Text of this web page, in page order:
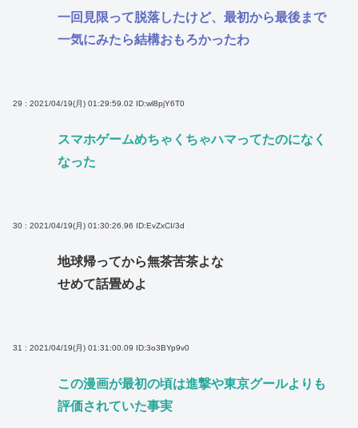
一回見限って脱落したけど、最初から最後まで
一気にみたら結構おもろかったわ
29 : 2021/04/19(月) 01:29:59.02 ID:wl8pjY6T0
スマホゲームめちゃくちゃハマってたのになく
なった
30 : 2021/04/19(月) 01:30:26.96 ID:EvZxCI/3d
地球帰ってから無茶苦茶よな
せめて話畳めよ
31 : 2021/04/19(月) 01:31:00.09 ID:3o3BYp9v0
この漫画が最初の頃は進撃や東京グールよりも
評価されていた事実